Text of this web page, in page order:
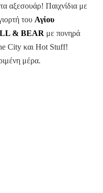
αξεσουάρ! Παιχνίδια με
του Αγίου
& BEAR με πονηρά
City και Hot Stuff!
μέρα.